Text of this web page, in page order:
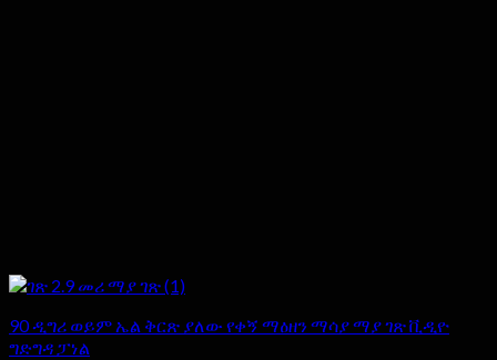
90 ዲግሪ ወይም ኤል ቅርጽ ያለው የቀኝ ማዕዘን ማሳያ ማያ ገጽ ቪዲዮ
ግድግዳ ፓነል